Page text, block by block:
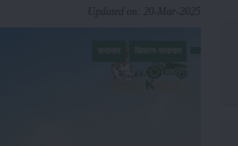
Updated on: 20-Mar-2025